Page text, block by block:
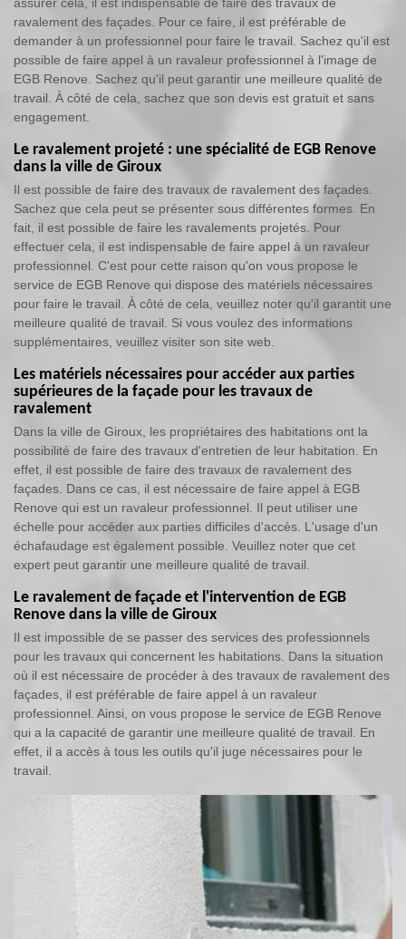
ravalement des façades. Pour ce faire, il est préférable de
demander à un professionnel pour faire le travail. Sachez qu'il est
possible de faire appel à un ravaleur professionnel à l'image de
EGB Renove. Sachez qu'il peut garantir une meilleure qualité de
travail. À côté de cela, sachez que son devis est gratuit et sans
engagement.
Le ravalement projeté : une spécialité de EGB Renove
dans la ville de Giroux
Il est possible de faire des travaux de ravalement des façades.
Sachez que cela peut se présenter sous différentes formes. En
fait, il est possible de faire les ravalements projetés. Pour
effectuer cela, il est indispensable de faire appel à un ravaleur
professionnel. C'est pour cette raison qu'on vous propose le
service de EGB Renove qui dispose des matériels nécessaires
pour faire le travail. À côté de cela, veuillez noter qu'il garantit une
meilleure qualité de travail. Si vous voulez des informations
supplémentaires, veuillez visiter son site web.
Les matériels nécessaires pour accéder aux parties
supérieures de la façade pour les travaux de
ravalement
Dans la ville de Giroux, les propriétaires des habitations ont la
possibilité de faire des travaux d'entretien de leur habitation. En
effet, il est possible de faire des travaux de ravalement des
façades. Dans ce cas, il est nécessaire de faire appel à EGB
Renove qui est un ravaleur professionnel. Il peut utiliser une
échelle pour accéder aux parties difficiles d'accès. L'usage d'un
échafaudage est également possible. Veuillez noter que cet
expert peut garantir une meilleure qualité de travail.
Le ravalement de façade et l'intervention de EGB
Renove dans la ville de Giroux
Il est impossible de se passer des services des professionnels
pour les travaux qui concernent les habitations. Dans la situation
où il est nécessaire de procéder à des travaux de ravalement des
façades, il est préférable de faire appel à un ravaleur
professionnel. Ainsi, on vous propose le service de EGB Renove
qui a la capacité de garantir une meilleure qualité de travail. En
effet, il a accès à tous les outils qu'il juge nécessaires pour le
travail.